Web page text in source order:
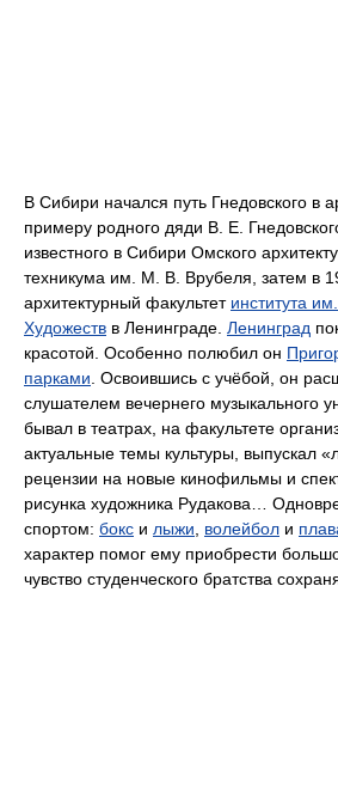
В Сибири начался путь Гнедовского в
примеру родного дяди В. Е.
известного в Сибири Омского
техникума им. М. В. Врубеля, затем в
архитектурный факультет института
Художеств в Ленинграде. Ленинград
красотой. Особенно полюбил он
парками . Освоившись с учёбой, он
слушателем вечернего музыкального
бывал в театрах, на факультете
актуальные темы культуры, выпускал
рецензии на новые кинофильмы и
рисунка художника Рудакова…
спортом: бокс и лыжи волейбол и
характер помог ему приобрести
чувство студенческого братства